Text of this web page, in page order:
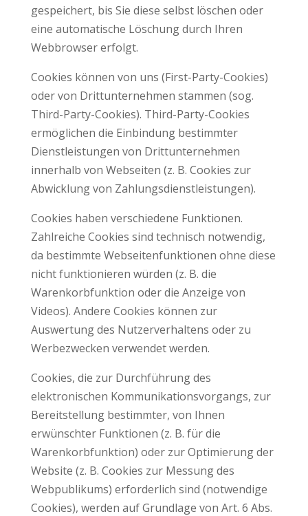
gespeichert, bis Sie diese selbst löschen oder
eine automatische Löschung durch Ihren
Webbrowser erfolgt.
Cookies können von uns (First-Party-Cookies)
oder von Drittunternehmen stammen (sog.
Third-Party-Cookies). Third-Party-Cookies
ermöglichen die Einbindung bestimmter
Dienstleistungen von Drittunternehmen
innerhalb von Webseiten (z. B. Cookies zur
Abwicklung von Zahlungsdienstleistungen).
Cookies haben verschiedene Funktionen.
Zahlreiche Cookies sind technisch notwendig,
da bestimmte Webseitenfunktionen ohne diese
nicht funktionieren würden (z. B. die
Warenkorbfunktion oder die Anzeige von
Videos). Andere Cookies können zur
Auswertung des Nutzerverhaltens oder zu
Werbezwecken verwendet werden.
Cookies, die zur Durchführung des
elektronischen Kommunikationsvorgangs, zur
Bereitstellung bestimmter, von Ihnen
erwünschter Funktionen (z. B. für die
Warenkorbfunktion) oder zur Optimierung der
Website (z. B. Cookies zur Messung des
Webpublikums) erforderlich sind (notwendige
Cookies), werden auf Grundlage von Art. 6 Abs.